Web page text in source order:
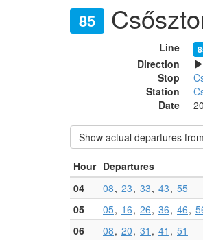
85
Line
Direction
Stop
Station
Date
Show actual departures
Hour Departures
04
08 23 33 43 55
05
05 16 26 36 46
06
08 20 31 41
51